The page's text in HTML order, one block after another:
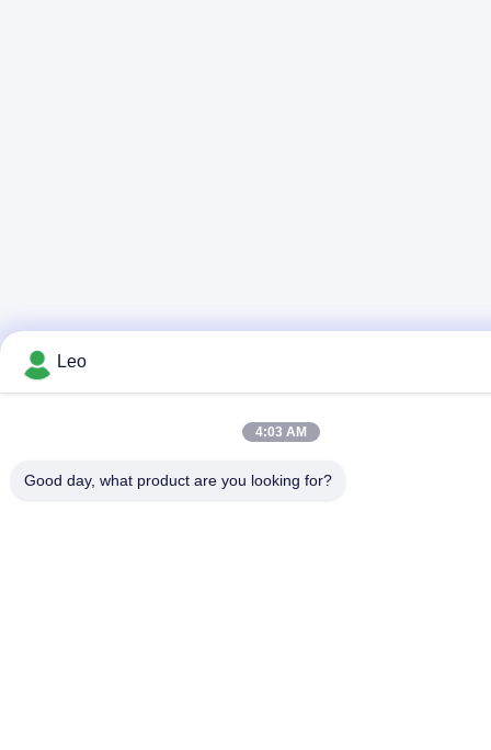
Leo
4:03 AM
Good day, what product are you looking for?